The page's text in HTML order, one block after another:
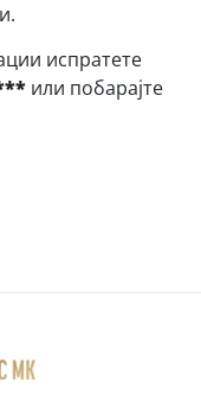
испратете
или побарајте